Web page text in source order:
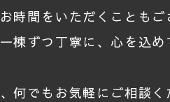
時間をいただくこともご
棟ずつ丁寧に、心を込め
何でもお気軽にご相談く